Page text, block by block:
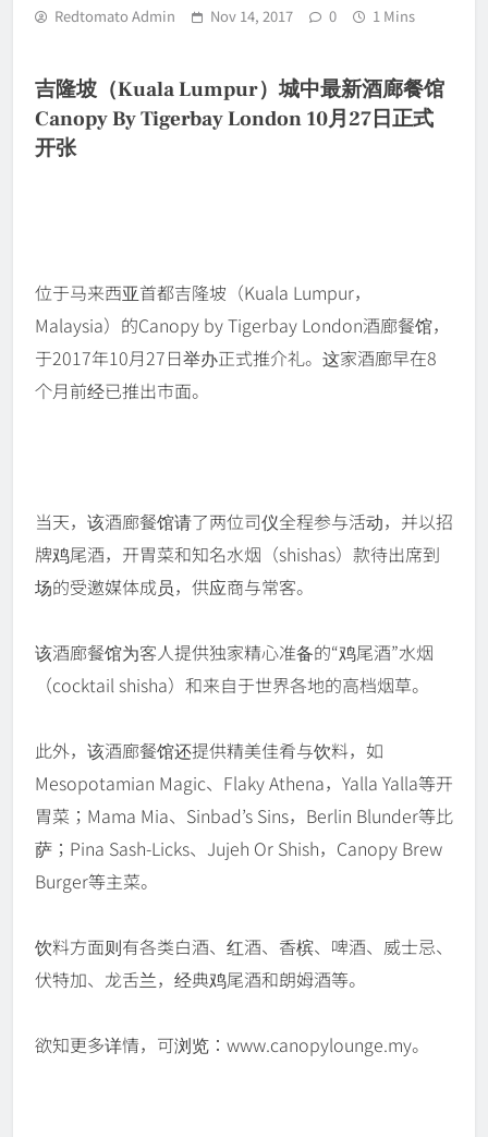
Redtomato Admin Nov 14, 2017 0 1 Mins
吉隆坡（Kuala Lumpur）城中最新酒廊餐馆
Canopy By Tigerbay London 10月27日正式
开张
位于马来西亚首都吉隆坡（Kuala Lumpur，
Malaysia）的Canopy by Tigerbay London酒廊餐馆，
于2017年10月27日举办正式推介礼。这家酒廊早在8
个月前经已推出市面。
当天，该酒廊餐馆请了两位司仪全程参与活动，并以招
牌鸡尾酒，开胃菜和知名水烟（shishas）款待出席到
场的受邀媒体成员，供应商与常客。
该酒廊餐馆为客人提供独家精心准备的“鸡尾酒”水烟
（cocktail shisha）和来自于世界各地的高档烟草。
此外，该酒廊餐馆还提供精美佳肴与饮料，如
Mesopotamian Magic、Flaky Athena，Yalla Yalla等开
胃菜；Mama Mia、Sinbad’s Sins，Berlin Blunder等比
萨；Pina Sash-Licks、Jujeh Or Shish，Canopy Brew
Burger等主菜。
饮料方面则有各类白酒、红酒、香槟、啤酒、威士忌、
伏特加、龙舌兰，经典鸡尾酒和朗姆酒等。
欲知更多详情，可浏览：www.canopylounge.my。